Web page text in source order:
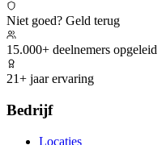
Niet goed? Geld terug
15.000+ deelnemers opgeleid
21+ jaar ervaring
Bedrijf
Locaties